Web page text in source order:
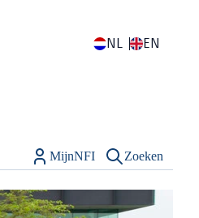
NL EN
MijnNFI Zoeken